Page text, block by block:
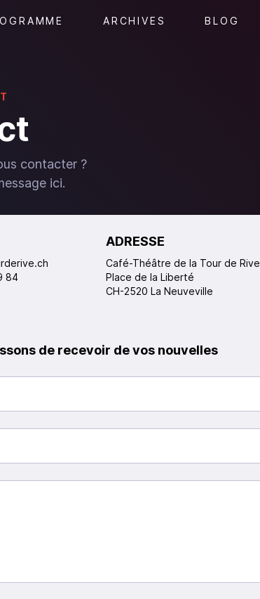
ARCHIVES BLOG
contacter ?
ici.
84
ADRESSE
Café-Théâtre de la Tour de Rive
Place de la Liberté
CH-2520 La Neuveville
de recevoir de vos nouvelles